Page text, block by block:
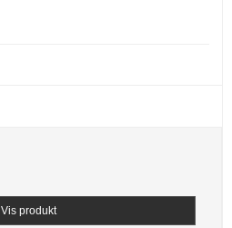
Vis produkt